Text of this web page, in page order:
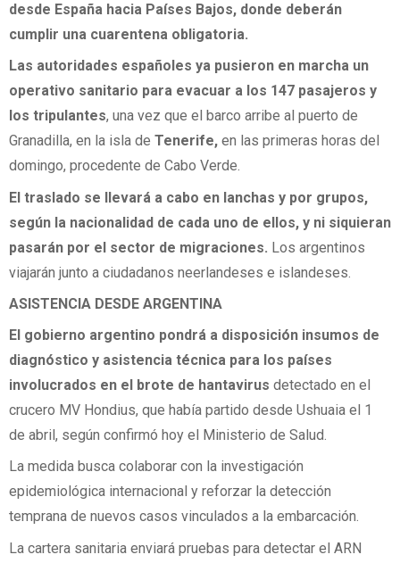
desde España hacia Países Bajos, donde deberán
cumplir una cuarentena obligatoria.
Las autoridades españoles ya pusieron en marcha un
operativo sanitario para evacuar a los 147 pasajeros y
los tripulantes, una vez que el barco arribe al puerto de
Granadilla, en la isla de Tenerife, en las primeras horas del
domingo, procedente de Cabo Verde.
El traslado se llevará a cabo en lanchas y por grupos,
según la nacionalidad de cada uno de ellos, y ni siquieran
pasarán por el sector de migraciones. Los argentinos
viajarán junto a ciudadanos neerlandeses e islandeses.
ASISTENCIA DESDE ARGENTINA
El gobierno argentino pondrá a disposición insumos de
diagnóstico y asistencia técnica para los países
involucrados en el brote de hantavirus detectado en el
crucero MV Hondius, que había partido desde Ushuaia el 1
de abril, según confirmó hoy el Ministerio de Salud.
La medida busca colaborar con la investigación
epidemiológica internacional y reforzar la detección
temprana de nuevos casos vinculados a la embarcación.
La cartera sanitaria enviará pruebas para detectar el ARN